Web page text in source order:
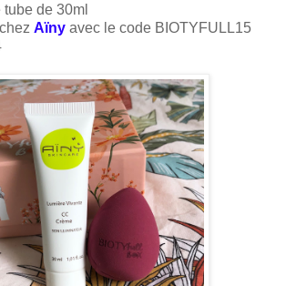
tube de 30ml
Aïny avec le code BIOTYFULL15